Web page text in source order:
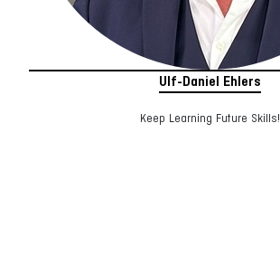
Ulf-Daniel Ehlers
Keep Learning Future Skills!